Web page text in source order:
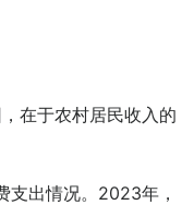
在于农村居民收入的
支出情况。2023年，